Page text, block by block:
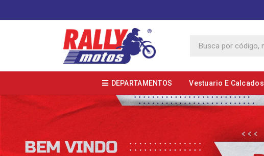
DEPARTAMENTOS Vestuario E Calcados